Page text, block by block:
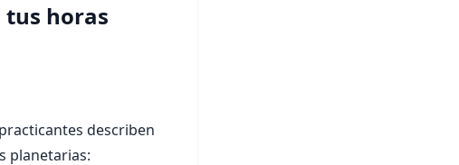
tus horas
describen
planetarias: